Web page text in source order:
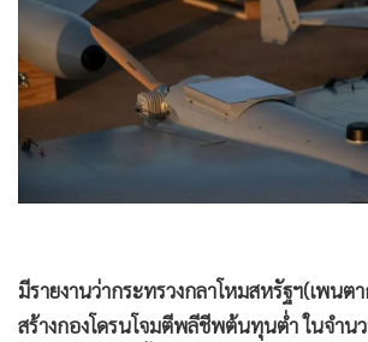
Green Innovation & SD
• Management & HR
• MGR Live
• Infographic
• ท่องเที่ยว
• ต่างประเทศ
• Special Scoop